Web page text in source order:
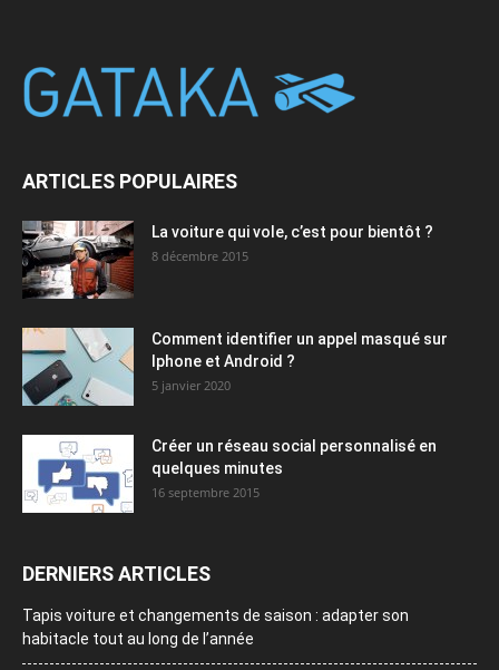
ARTICLES POPULAIRES
La voiture qui vole, c’est pour bientôt ?
8 décembre 2015
Comment identifier un appel masqué sur
Iphone et Android ?
5 janvier 2020
Créer un réseau social personnalisé en
quelques minutes
16 septembre 2015
DERNIERS ARTICLES
Tapis voiture et changements de saison : adapter son
habitacle tout au long de l’année